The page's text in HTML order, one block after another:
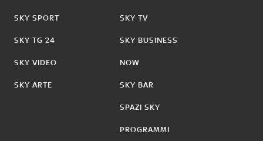
SKY SPORT
SKY TG 24
SKY VIDEO
SKY ARTE
SKY TV
SKY BUSINESS
NOW
SKY BAR
SPAZI SKY
PROGRAMMI